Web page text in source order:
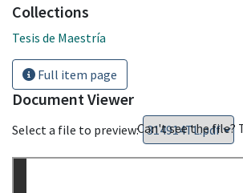
Collections
Tesis de Maestría
Full item page
Document Viewer
Select a file to preview:Can't see the file?